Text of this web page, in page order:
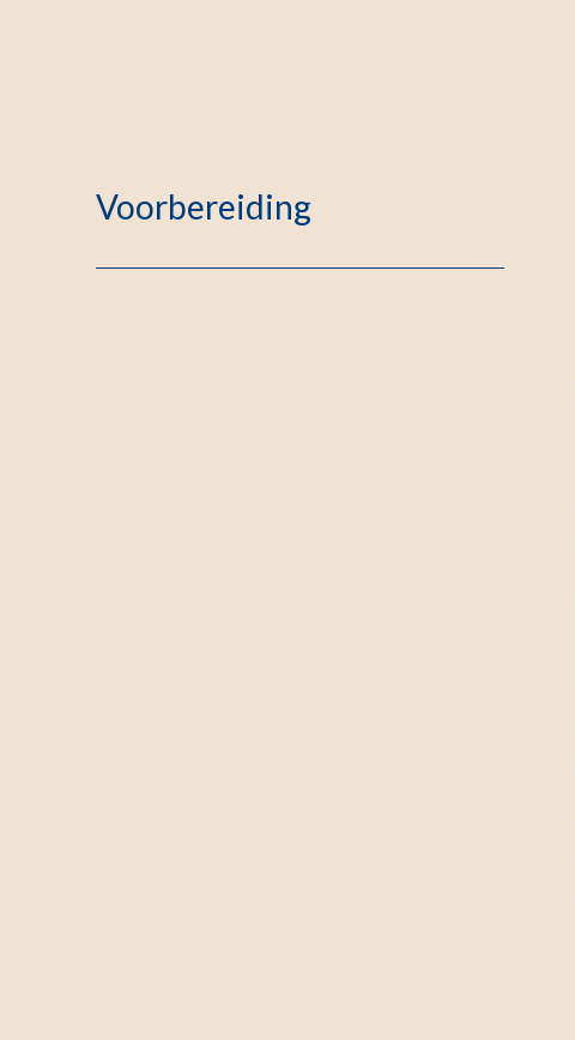
Voorbereiding